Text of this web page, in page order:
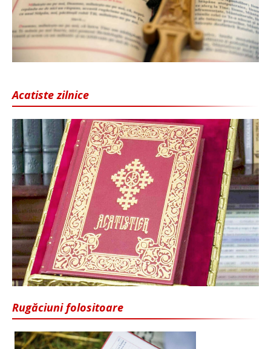
Acatiste zilnice
Rugăciuni folositoare